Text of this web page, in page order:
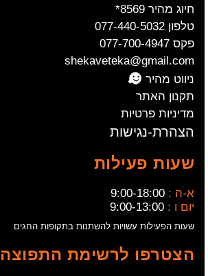
חיוג מהיר 8569*
טלפון 077-440-5032
פקס 077-700-4947
shekaveteka@gmail.com
ניווט מהיר
תקנון האתר
מדיניות פרטיות
הצהרת-נגישות
שעות פעילות
א-ה : 9:00-18:00
יום ו : 9:00-13:00
שעות הפעילות עשויות להשתנות בתקופות החגים
הצטרפו לרשימת התפוצה